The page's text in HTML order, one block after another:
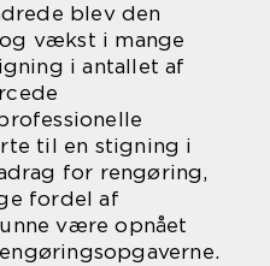
blev den
vækst i mange
i antallet af
til en stigning i
for rengøring,
fordel af
være opnået